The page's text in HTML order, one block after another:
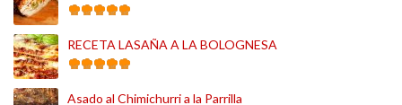
RECETA LASAÑA A LA BOLOGNESA
Asado al Chimichurri a la Parrilla